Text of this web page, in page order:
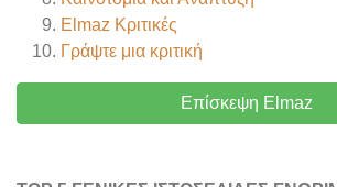
Elmaz Κριτικές
Γράψτε μια κριτική
Επίσκεψη Elmaz